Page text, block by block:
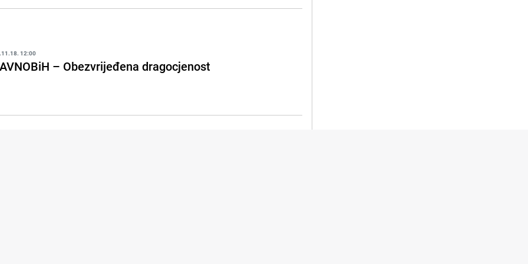
12:00
– Obezvrijeđena dragocjenost